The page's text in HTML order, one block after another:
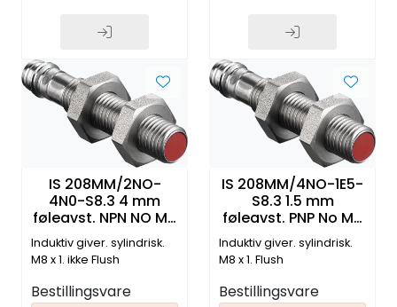
IS 208MM/2NO-
4N0-S8.3 4 mm
føleavst. NPN NO M8
3-pin pluggtilk.
Induktiv giver. sylindrisk.
M8 x 1. ikke Flush
Bestillingsvare
IS 208MM/4NO-1E5-
S8.3 1.5 mm
føleavst. PNP No M8
3-pin pluggtilk.
Induktiv giver. sylindrisk.
M8 x 1. Flush
Bestillingsvare